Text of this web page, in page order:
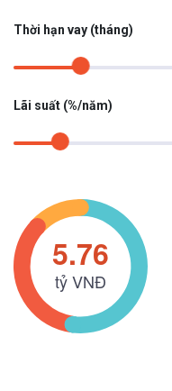
Thời hạn vay (tháng)
Lãi suất (%/năm)